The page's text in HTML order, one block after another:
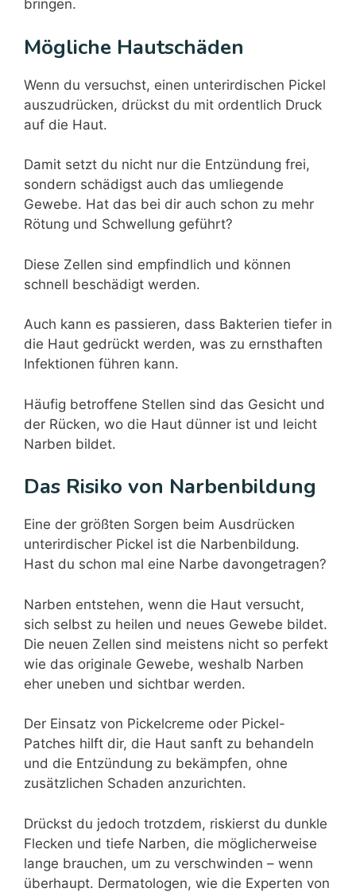
bringen.
Mögliche Hautschäden
Wenn du versuchst, einen unterirdischen Pickel
auszudrücken, drückst du mit ordentlich Druck
auf die Haut.
Damit setzt du nicht nur die Entzündung frei,
sondern schädigst auch das umliegende
Gewebe. Hat das bei dir auch schon zu mehr
Rötung und Schwellung geführt?
Diese Zellen sind empfindlich und können
schnell beschädigt werden.
Auch kann es passieren, dass Bakterien tiefer in
die Haut gedrückt werden, was zu ernsthaften
Infektionen führen kann.
Häufig betroffene Stellen sind das Gesicht und
der Rücken, wo die Haut dünner ist und leicht
Narben bildet.
Das Risiko von Narbenbildung
Eine der größten Sorgen beim Ausdrücken
unterirdischer Pickel ist die Narbenbildung.
Hast du schon mal eine Narbe davongetragen?
Narben entstehen, wenn die Haut versucht,
sich selbst zu heilen und neues Gewebe bildet.
Die neuen Zellen sind meistens nicht so perfekt
wie das originale Gewebe, weshalb Narben
eher uneben und sichtbar werden.
Der Einsatz von Pickelcreme oder Pickel-
Patches hilft dir, die Haut sanft zu behandeln
und die Entzündung zu bekämpfen, ohne
zusätzlichen Schaden anzurichten.
Drückst du jedoch trotzdem, riskierst du dunkle
Flecken und tiefe Narben, die möglicherweise
lange brauchen, um zu verschwinden – wenn
überhaupt. Dermatologen, wie die Experten von